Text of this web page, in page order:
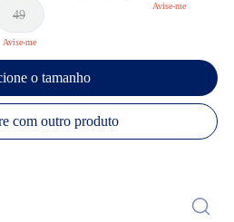
49
o tamanho
com outro produto